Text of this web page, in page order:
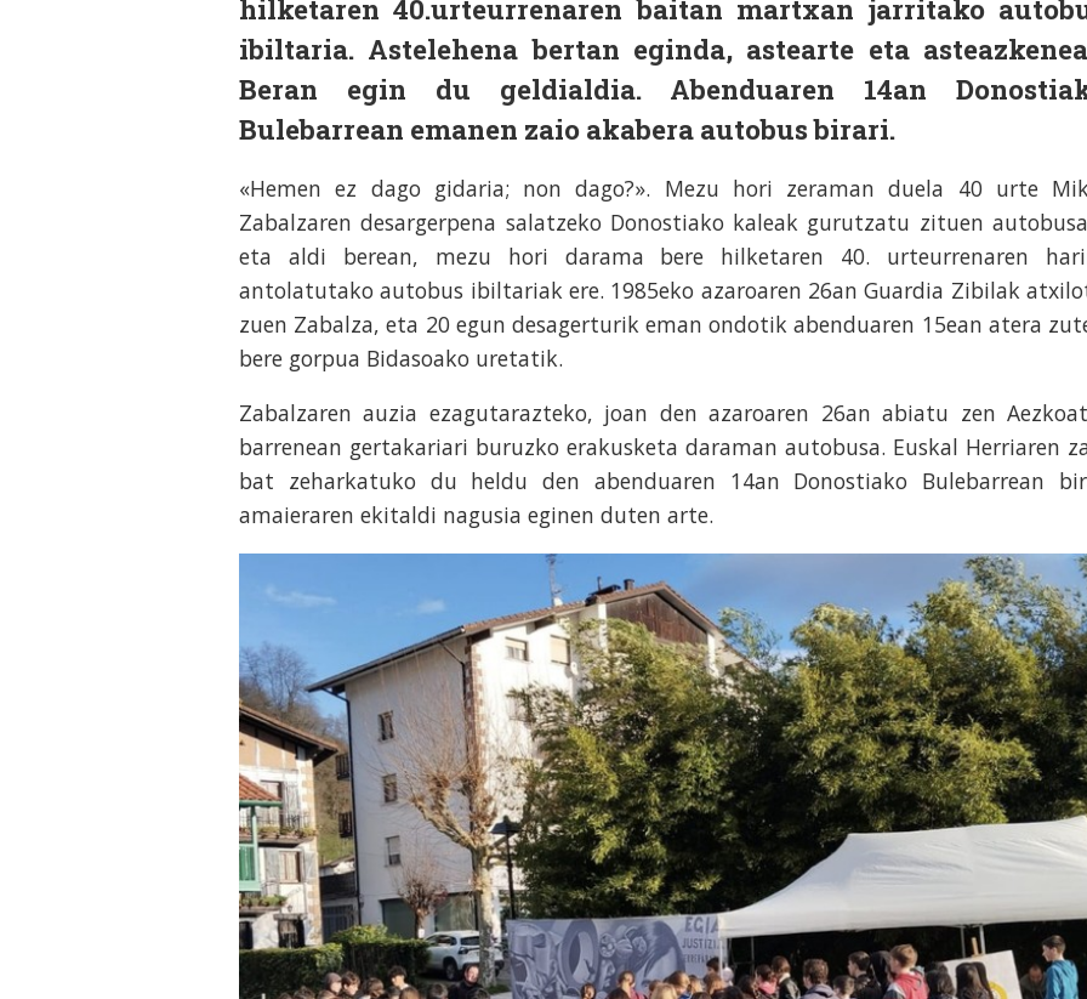
hilketaren 40.urteurrenaren baitan martxan jarritako
ibiltaria. Astelehena bertan eginda, astearte eta
Beran egin du geldialdia. Abenduaren 14an
Bulebarrean emanen zaio akabera autobus birari.
«Hemen ez dago gidaria; non dago?». Mezu hori zeraman duela 40 urte
Zabalzaren desargerpena salatzeko Donostiako kaleak gurutzatu zituen
eta aldi berean, mezu hori darama bere hilketaren 40. urteurrenaren
antolatutako autobus ibiltariak ere. 1985eko azaroaren 26an Guardia Zibilak
zuen Zabalza, eta 20 egun desagerturik eman ondotik abenduaren 15ean atera
bere gorpua Bidasoako uretatik.
Zabalzaren auzia ezagutarazteko, joan den azaroaren 26an abiatu zen
barrenean gertakariari buruzko erakusketa daraman autobusa. Euskal Herriaren
bat zeharkatuko du heldu den abenduaren 14an Donostiako Bulebarrean
amaieraren ekitaldi nagusia eginen duten arte.